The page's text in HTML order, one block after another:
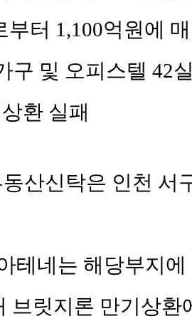
부터 1,100억원에
구 및 오피스텔 42
환 실패
산신탁은 인천 서
아테네는 해당부지
브릿지론 만기상